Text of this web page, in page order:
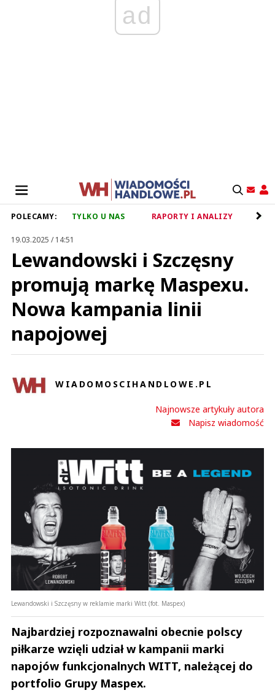
ad
POLECAMY: TYLKO U NAS RAPORTY I ANALIZY
19.03.2025 / 14:51
Lewandowski i Szczęsny
promują markę Maspexu.
Nowa kampania linii
napojowej
WIADOMOSCIHANDLOWE.PL
Najnowsze artykuły autora
Napisz wiadomość
Lewandowski i Szczęsny w reklamie marki Witt (fot. Maspex)
Najbardziej rozpoznawalni obecnie polscy
piłkarze wzięli udział w kampanii marki
napojów funkcjonalnych WITT, należącej do
portfolio Grupy Maspex.